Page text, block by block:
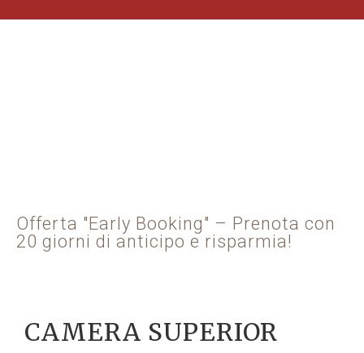
Offerta "Early Booking" – Prenota con
20 giorni di anticipo e risparmia!
CAMERA SUPERIOR